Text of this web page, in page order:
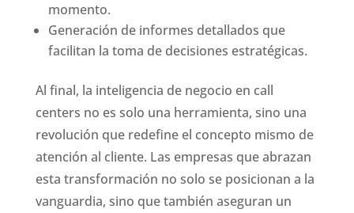
momento.
Generación de informes detallados que
facilitan la toma de decisiones estratégicas.
Al final, la inteligencia de negocio en call
centers no es solo una herramienta, sino una
revolución que redefine el concepto mismo de
atención al cliente. Las empresas que abrazan
esta transformación no solo se posicionan a la
vanguardia, sino que también aseguran un